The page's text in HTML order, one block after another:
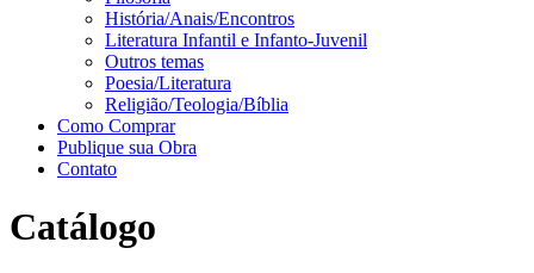
História/Anais/Encontros
Literatura Infantil e Infanto-Juvenil
Outros temas
Poesia/Literatura
Religião/Teologia/Bíblia
Como Comprar
Publique sua Obra
Contato
Catálogo